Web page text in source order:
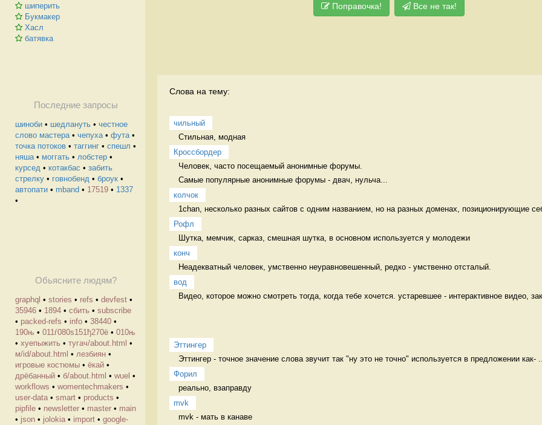
шиперить
Букмакер
Хасл
батявка
Последние запросы
шиноби • шедлануть • честное
слово мастера• чепуха• фута•
точка потоков • таггинг • спешл •
няша• моггать • лобстер •
курсед • котакбас • забить
стрелку • говнобенд • броук •
автопати • mband • 17519 • 1337
•
Обьясните людям?
graphql • stories • refs • devfest •
35946 • 1894 • сбить • subscribe
• packed-refs • info • 38440 •
190њ • 011ѓ080ѕ151ђ270ё • 010њ
• хуепыжить • тугач/about.html •
м/id/about.html • лезбиян •
игровые костюмы • ёкай •
дрёбанный • б/about.html • wuel •
workflows • womentechmakers •
user-data • smart • products •
pipfile • newsletter • master • main
• json • jolokia • import • google-
Поправочка! Все не так!
Слова на тему:
чильный
Стильная, модная
Кроссбордер
Человек, часто посещаемый анонимные форумы.
Самые популярные анонимные форумы - двач, нульча...
колчок
1chan, несколько разных сайтов с одним названием, но на разных доменах, позиционирующие
Рофл
Шутка, мемчик, сарказ, смешная шутка, в основном используется у молодежи
конч
Неадекватный человек, умственно неуравновешенный, редко - умственно отсталый.
вод
Видео, которое можно смотреть тогда, когда тебе хочется. устаревшее - интерактивное видео,
Эттингер
Эттингер - точное значение слова звучит так "ну это не точно" используется в предложении как- ...
Форил
реально, взаправду
mvk
mvk - мать в канаве